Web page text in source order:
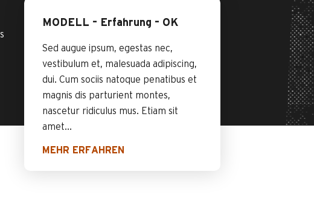
MODELL – Erfahrung – OK
Sed augue ipsum, egestas nec,
vestibulum et, malesuada adipiscing,
dui. Cum sociis natoque penatibus et
magnis dis parturient montes,
nascetur ridiculus mus. Etiam sit
amet...
MEHR ERFAHREN